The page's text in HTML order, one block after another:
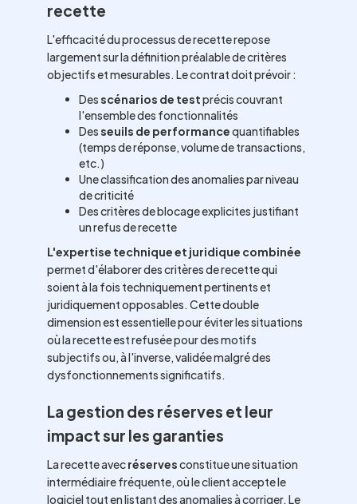
recette
L'efficacité du processus de recette repose
largement sur la définition préalable de critères
objectifs et mesurables. Le contrat doit prévoir :
Desscénarios de testprécis couvrant
l'ensemble des fonctionnalités
Desseuils de performancequantifiables
(temps de réponse, volume de transactions,
etc.)
Une classification des anomalies par niveau
de criticité
Des critères de blocage explicites justifiant
un refus de recette
L'expertise technique et juridique combinée
permet d'élaborer des critères de recette qui
soient à la fois techniquement pertinents et
juridiquement opposables. Cette double
dimension est essentielle pour éviter les situations
où la recette est refusée pour des motifs
subjectifs ou, à l'inverse, validée malgré des
dysfonctionnements significatifs.
La gestion des réserves et leur
impact sur les garanties
La recette avecréservesconstitue une situation
intermédiaire fréquente, où le client accepte le
logiciel tout en listant des anomalies à corriger. Le